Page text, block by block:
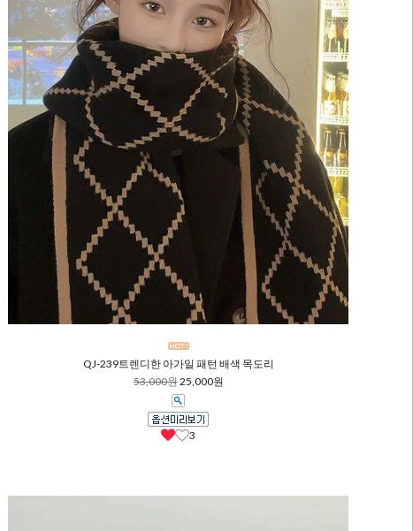
QJ-239트렌디한 아가일 패턴 배색 목도리
53,000원25,000원
3